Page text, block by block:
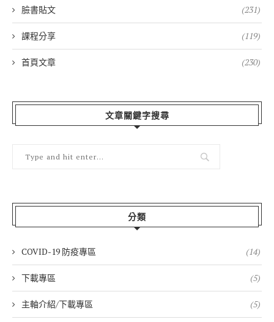
臉書貼文 (231)
課程分享 (119)
首頁文章 (230)
文章關鍵字搜尋
分類
COVID-19 防疫專區 (14)
下載專區 (5)
主軸介紹/下載專區 (5)